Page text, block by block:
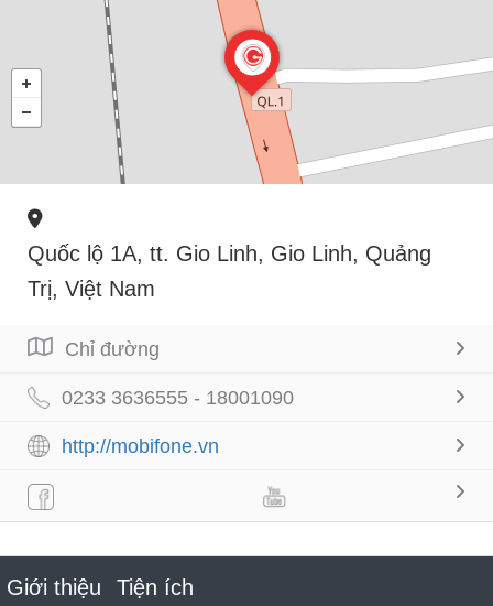
Quốc lộ 1A, tt. Gio Linh, Gio Linh, Quảng
Trị, Việt Nam
Chỉ đường
0233 3636555 - 18001090
http://mobifone.vn
Giới thiệu Tiện ích